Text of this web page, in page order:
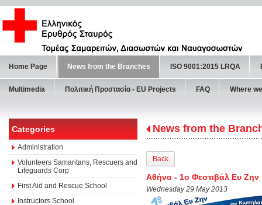
Home Page News from the Branches ISO 9001:2015 LRQA
Multimedia Πολιτική Προστασία - ΕU Projects FAQ Where
Categories
Administration
Volunteers Samaritans, Rescuers and
Lifeguards Corp
First Aid and Rescue School
Instructors School
News from the
Back
Αθήνα - 1o Φεστιβάλ Ευ Ζην
Wednesday 29 May 2013